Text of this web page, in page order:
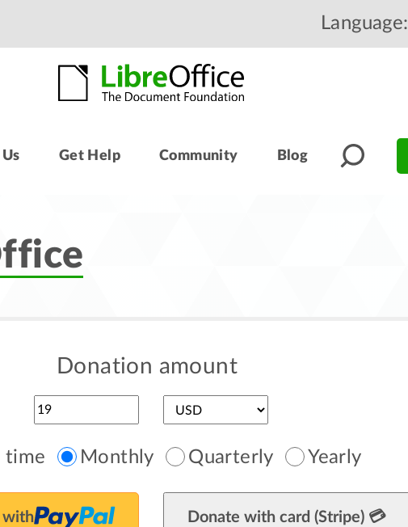
Language:
Get Help Community Blog
Donation amount
time Monthly Quarterly Yearly
with Donate with card (Stripe) 💳